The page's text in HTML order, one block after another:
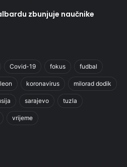
zbunjuje naučnike
Covid-19 fokus fudbal
koronavirus milorad dodik
sarajevo tuzla
vrijeme